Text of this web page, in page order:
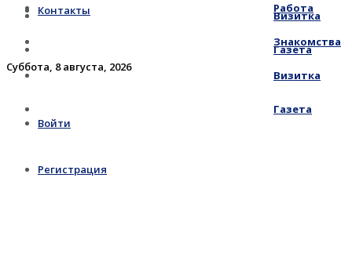
Контакты
Суббота, 8 августа, 2026
Войти
Регистрация
Визитка
Газета
Работа
Знакомства
Визитка
Газета